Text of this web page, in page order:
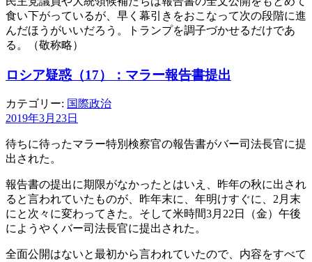
食い下がっているが、早く幕引きをおこなって次の段階に進
んだほうがいいだろう。トランプを調子づかせるだけであ
る。（敬称略）
ロシア疑惑（17）：マラー報告書提出
カテゴリー: 国際政治
2019年3月23日
待ちに待ったマラー特別検察官の報告書がバー司法長官に提
出された。
報告書の提出に期限がなかったとはいえ、昨年の秋に出され
ると言われていたものが、昨年末に、年明けすぐに、2月末
にと次々に変わってきた。そして米時間3月22日（金）午後
にようやくバー司法長官に提出された。
全面公開はないと最初から言われていたので、内容をすべて